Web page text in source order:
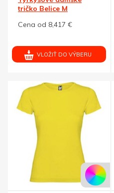
tričko Belice M
Cena od 8,417 €
VLOŽIŤ DO VÝBERU